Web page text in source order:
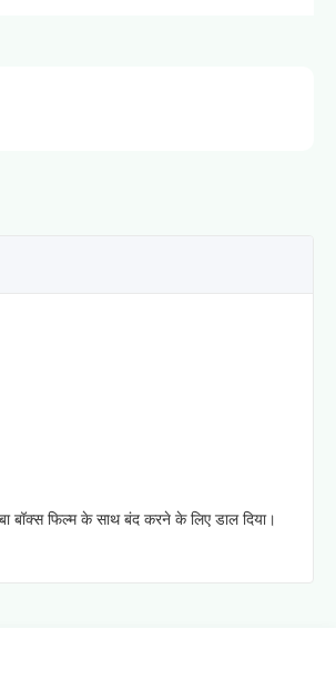
बॉक्स फिल्म के साथ बंद करने के लिए डाल दिया।